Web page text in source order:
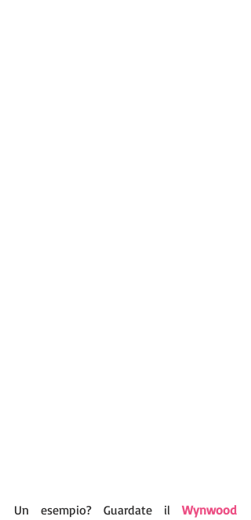
Un esempio? Guardate il Wynwood